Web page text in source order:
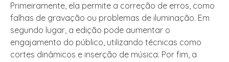
Primeiramente, ela permite a correção de erros, como
falhas de gravação ou problemas de iluminação. Em
segundo lugar, a edição pode aumentar o
engajamento do público, utilizando técnicas como
cortes dinâmicos e inserção de música. Por fim, a